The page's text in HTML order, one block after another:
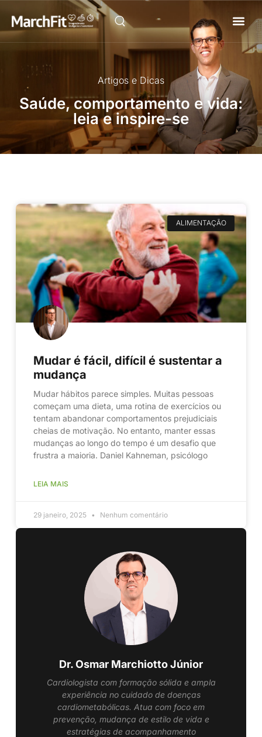
Artigos e Dicas
Saúde, comportamento e vida:
leia e inspire-se
ALIMENTAÇÃO
Mudar é fácil, difícil é sustentar a
mudança
Mudar hábitos parece simples. Muitas pessoas
começam uma dieta, uma rotina de exercícios ou
tentam abandonar comportamentos prejudiciais
cheias de motivação. No entanto, manter essas
mudanças ao longo do tempo é um desafio que
frustra a maioria. Daniel Kahneman, psicólogo
LEIA MAIS
29 janeiro, 2025 Nenhum comentário
Dr. Osmar Marchiotto Júnior
Cardiologista com formação sólida e ampla
experiência no cuidado de doenças
cardiometabólicas. Atua com foco em
prevenção, mudança de estilo de vida e
estratégias de acompanhamento